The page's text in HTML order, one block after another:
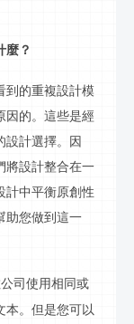
麼？
到的重複設計模
因的。這些是經
設計選擇。因
將設計整合在一
計中平衡原創性
助您做到這一
司使用相同或
本。但是您可以